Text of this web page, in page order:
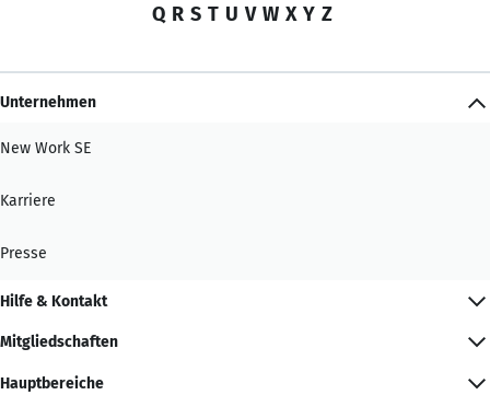
Q R S T U V W X Y Z
Unternehmen
New Work SE
Karriere
Presse
Hilfe & Kontakt
Mitgliedschaften
Hauptbereiche